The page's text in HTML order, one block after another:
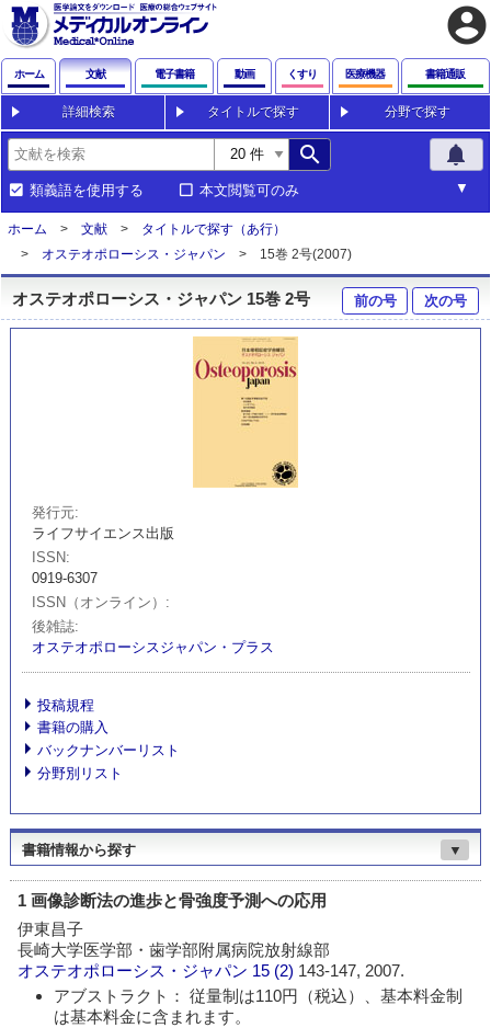
account_circle
ホーム 文献 電子書籍 動画 くすり 医療機器 書籍通販
詳細検索 タイトルで探す 分野で探す
search notifications
類義語を使用する 本文閲覧可のみ
ホーム 文献
タイトルで探す（あ行）
オステオポローシス・ジャパン
15巻 2号(2007)
オステオポローシス・ジャパン 15巻 2号 前の号 次の号
発行元
ライフサイエンス出版
ISSN
0919-6307
ISSN（オンライン）
後雑誌
オステオポローシスジャパン・プラス
投稿規程
書籍の購入
バックナンバーリスト
分野別リスト
書籍情報から探す ▼
1 画像診断法の進歩と骨強度予測への応用
伊東昌子
長崎大学医学部・歯学部附属病院放射線部
オステオポローシス・ジャパン 15 (2) 143-147, 2007.
アブストラクト： 従量制は110円（税込）、基本料金制
は基本料金に含まれます。